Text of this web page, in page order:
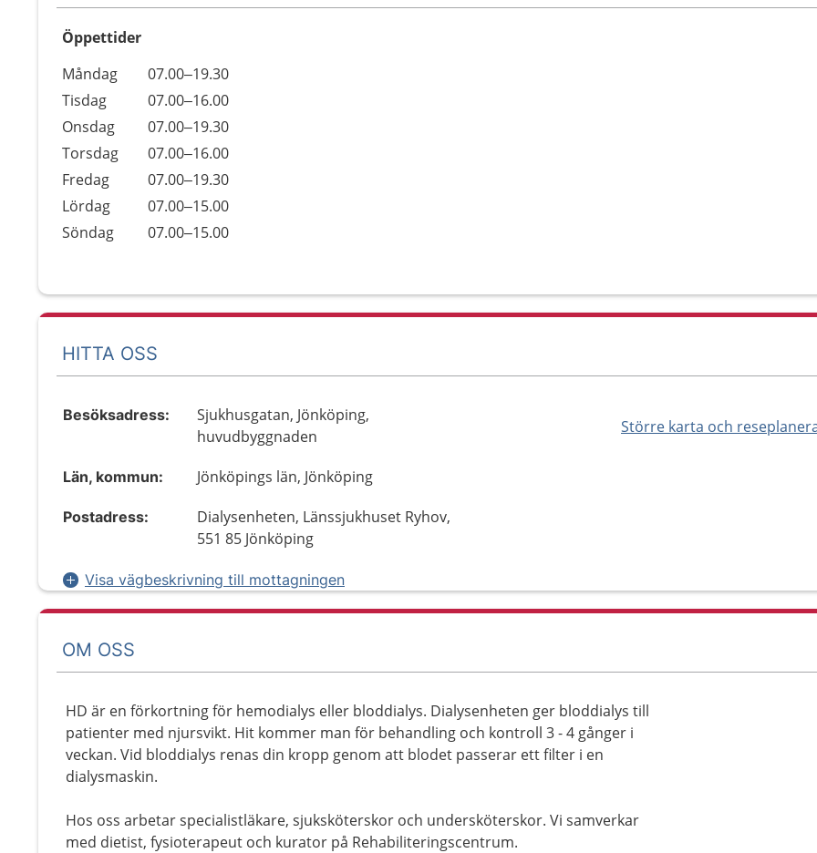
Öppettider
Dag
Öppettider
Kommentarer
Måndag
07.00–19.30
Tisdag
07.00–16.00
Onsdag
07.00–19.30
Torsdag
07.00–16.00
Fredag
07.00–19.30
Lördag
07.00–15.00
Söndag
07.00–15.00
HITTA OSS
Större karta och
Besöksadress:
Sjukhusgatan, Jönköping,
huvudbyggnaden
Län, kommun: Jönköpings län, Jönköping
Postadress:
Dialysenheten, Länssjukhuset Ryhov,
551 85 Jönköping
Visa vägbeskrivning till mottagningen
OM OSS
HD är en förkortning för hemodialys eller bloddialys. Dialysenheten ger bloddialys till
patienter med njursvikt. Hit kommer man för behandling och kontroll 3 - 4 gånger i
veckan. Vid bloddialys renas din kropp genom att blodet passerar ett filter i en
dialysmaskin.
Hos oss arbetar specialistläkare, sjuksköterskor och undersköterskor. Vi samverkar
med dietist, fysioterapeut och kurator på Rehabiliteringscentrum.